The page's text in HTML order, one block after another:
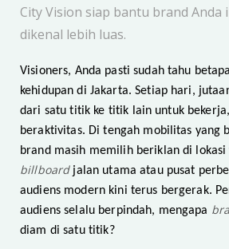
City Vision siap bantu brand Anda
dikenal lebih luas.
Visioners, Anda pasti sudah tahu
kehidupan di Jakarta. Setiap hari,
dari satu titik ke titik lain untuk
beraktivitas. Di tengah mobilitas yang
brand masih memilih beriklan di lokasi
billboardjalan utama atau pusat
audiens modern kini terus bergerak.
audiens selalu berpindah, mengapa
diam di satu titik?